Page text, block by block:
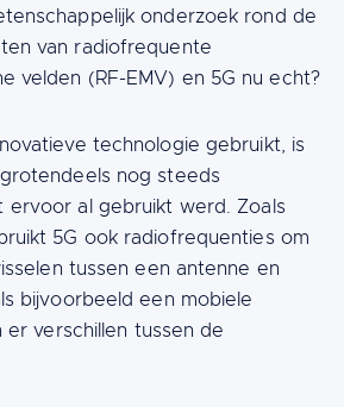
onderzoek rond de
van radiofrequente
velden (RF-EMV) en 5G nu echt?
technologie gebruikt, is
nog steeds
al gebruikt werd. Zoals
5G ook radiofrequenties om
tussen een antenne en
bijvoorbeeld een mobiele
verschillen tussen de